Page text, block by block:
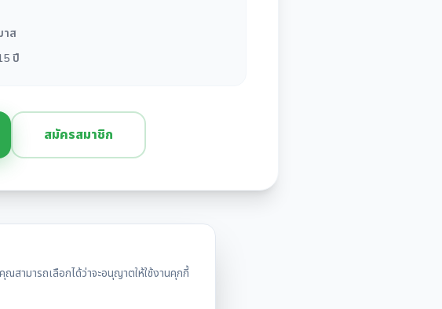
าส
ปี
สมัครสมาชิก
สามารถเลือกได้ว่าจะอนุญาตให้ใช้งานคุกกี้